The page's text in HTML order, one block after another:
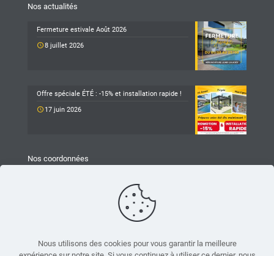
Nos actualités
Fermeture estivale Août 2026
8 juillet 2026
Offre spéciale ÉTÉ : -15% et installation rapide !
17 juin 2026
Nos coordonnées
25 Chemin du Mûrier
26540 Mours-Saint-Eusèbe
Nous utilisons des cookies pour vous garantir la meilleure